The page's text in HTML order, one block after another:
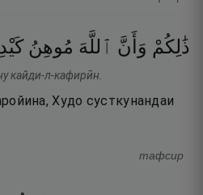
ذَٰلِكُمْ وَأَنَّ ٱللَّهَ مُوهِنُ كَيْدِ
кайди-л-кафирӣн.
Худо сусткунандаи
тафсир